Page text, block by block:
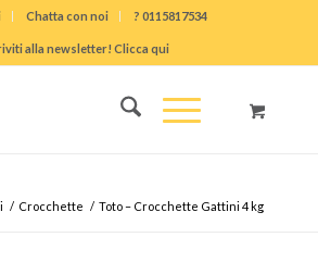
Chatta con noi ? 0115817534
alla newsletter! Clicca qui
/ Crocchette / Toto – Crocchette Gattini 4 kg